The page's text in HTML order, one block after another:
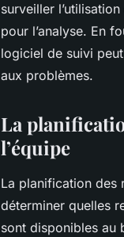
surveiller
pour l’analyse. En
logiciel de suivi
aux problèmes.
La
l’équipe
La planification des
déterminer quelles
sont disponibles au